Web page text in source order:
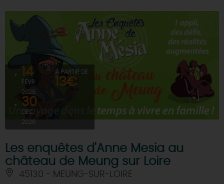
14
FÉVR
2026
30
DÉC
2026
À PARTIR DE
13€
Les enquêtes d'Anne Mesia au
château de Meung sur Loire
45130 - MEUNG-SUR-LOIRE